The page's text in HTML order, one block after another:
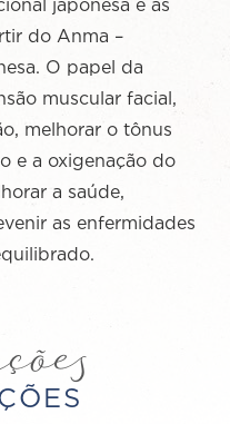
japonesa e as
do Anma –
O papel da
muscular facial,
melhorar o tônus
e a oxigenação do
a saúde,
as enfermidades